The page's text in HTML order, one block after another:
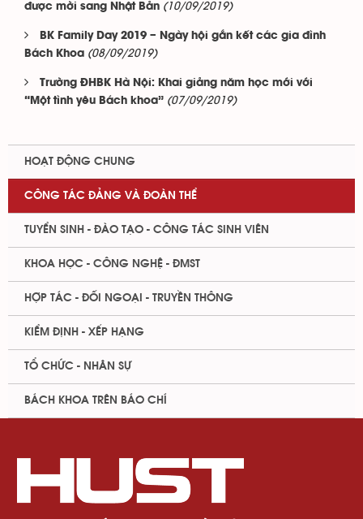
được mời sang Nhật Bản (10/09/2019)
BK Family Day 2019 – Ngày hội gắn kết các gia đình
Bách Khoa (08/09/2019)
Trường ĐHBK Hà Nội: Khai giảng năm học mới với
“Một tình yêu Bách khoa” (07/09/2019)
HOẠT ĐỘNG CHUNG
CÔNG TÁC ĐẢNG VÀ ĐOÀN THỂ
TUYỂN SINH - ĐÀO TẠO - CÔNG TÁC SINH VIÊN
KHOA HỌC - CÔNG NGHỆ - ĐMST
HỢP TÁC - ĐỐI NGOẠI - TRUYỀN THÔNG
KIỂM ĐỊNH - XẾP HẠNG
TỔ CHỨC - NHÂN SỰ
BÁCH KHOA TRÊN BÁO CHÍ